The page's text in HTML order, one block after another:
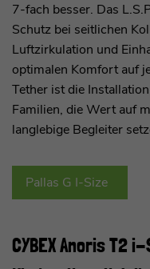
7-fach besser. Das
Schutz bei seitlichen
Luftzirkulation und
optimalen Komfort auf
Tether ist die
Familien, die Wert auf
langlebige Begleiter
Pallas G I-Size
CYBEX Anoris T2